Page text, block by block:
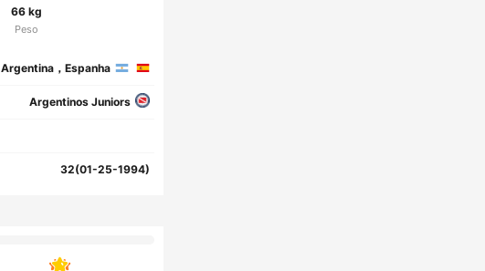
66 kg
Peso
Argentina，Espanha
Argentinos Juniors
32(01-25-1994)